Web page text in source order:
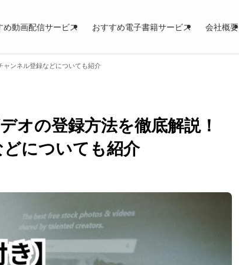
め動画配信サービス おすすめ電子書籍サービス 会社概要
ャンネル登録などについても紹介
オの登録方法を徹底解説！
についても紹介